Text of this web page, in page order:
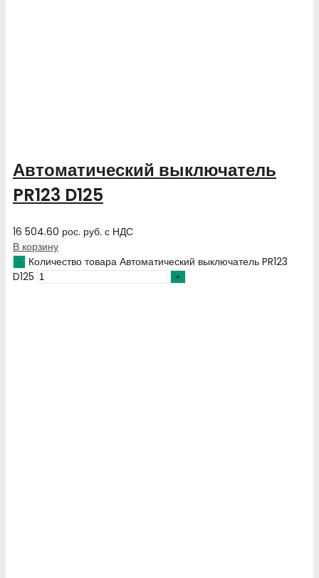
Автоматический выключатель
PR123 D125
16 504.60 рос. руб. с НДС
В корзину
Количество товара Автоматический выключатель PR123
D125